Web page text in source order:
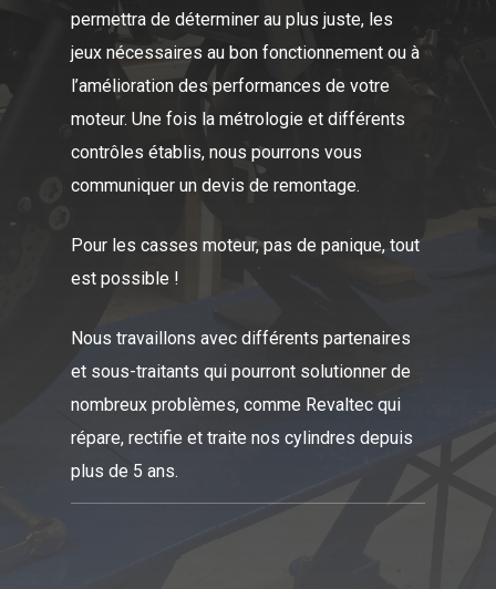
permettra de déterminer au plus juste, les
jeux nécessaires au bon fonctionnement ou à
l’amélioration des performances de votre
moteur. Une fois la métrologie et différents
contrôles établis, nous pourrons vous
communiquer un devis de remontage.
Pour les casses moteur, pas de panique, tout
est possible !
Nous travaillons avec différents partenaires
et sous-traitants qui pourront solutionner de
nombreux problèmes, comme Revaltec qui
répare, rectifie et traite nos cylindres depuis
plus de 5 ans.